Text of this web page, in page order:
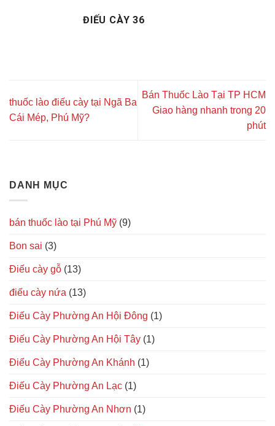
DANH MỤC
bán thuốc lào tại Phú Mỹ (9)
Bon sai (3)
Điếu cày gỗ (13)
điếu cày nứa (13)
Điếu Cày Phường An Hội Đông (1)
Điếu Cày Phường An Hội Tây (1)
Điếu Cày Phường An Khánh (1)
Điếu Cày Phường An Lạc (1)
Điếu Cày Phường An Nhơn (1)
ĐIẾU CÀY 36
thuốc lào điếu cày tại Ngã Ba
Cái Mép, Phú Mỹ?
Bán Thuốc Lào Tại TP HCM
Giao hàng nhanh trong 20
phút